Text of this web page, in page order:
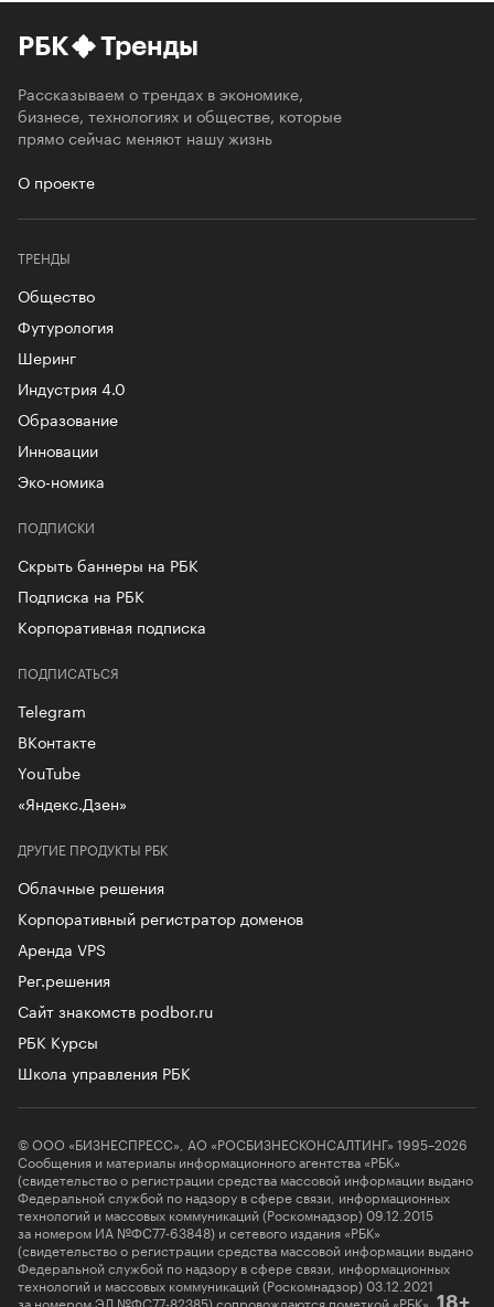
РБК Тренды
Рассказываем о трендах в экономике,
бизнесе, технологиях и обществе, которые
прямо сейчас меняют нашу жизнь
О проекте
ТРЕНДЫ
Общество
Футурология
Шеринг
Индустрия 4.0
Образование
Инновации
Эко-номика
ПОДПИСКИ
Скрыть баннеры на РБК
Подписка на РБК
Корпоративная подписка
ДРУГИЕ ПРОДУКТЫ РБК
Облачные решения
Корпоративный регистратор доменов
Аренда VPS
Рег.решения
Сайт знакомств podbor.ru
РБК Курсы
Школа управления РБК
ПОДПИСАТЬСЯ
Telegram
ВКонтакте
YouTube
«Яндекс.Дзен»
© ООО «БИЗНЕСПРЕСС», АО «РОСБИЗНЕСКОНСАЛТИНГ» 1995–2026
Сообщения и материалы информационного агентства «РБК»
(свидетельство о регистрации средства массовой информации выдано
Федеральной службой по надзору в сфере связи, информационных
технологий и массовых коммуникаций (Роскомнадзор) 09.12.2015
за номером ИА №ФС77-63848) и сетевого издания «РБК»
(свидетельство о регистрации средства массовой информации выдано
Федеральной службой по надзору в сфере связи, информационных
технологий и массовых коммуникаций (Роскомнадзор) 03.12.2021
за номером ЭЛ №ФС77-82385) сопровождаются пометкой «РБК». 18+